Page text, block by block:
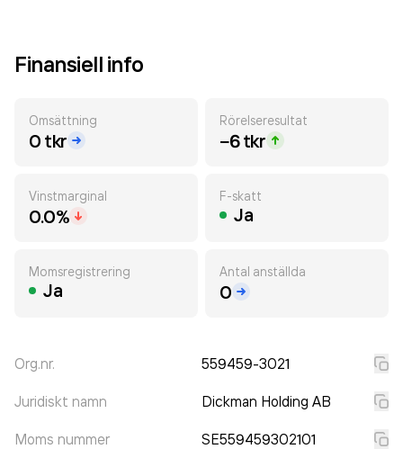
Finansiell info
Omsättning
0 tkr
Rörelseresultat
−6 tkr
Vinstmarginal
0.0%
F-skatt
Ja
Momsregistrering
Ja
Antal anställda
0
Org.nr. 559459-3021
Juridiskt namn Dickman Holding AB
Moms nummer SE559459302101